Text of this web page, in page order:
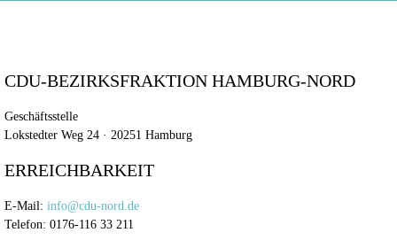
CDU-BEZIRKSFRAKTION HAMBURG-NORD
Geschäftsstelle
Lokstedter Weg 24 · 20251 Hamburg
ERREICHBARKEIT
E-Mail: info@cdu-nord.de
Telefon: 0176-116 33 211